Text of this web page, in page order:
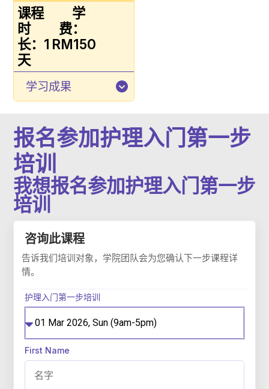
课程
时
长：1
天
学
费：
RM150
学习成果
报名参加护理入门第一步
培训
我想报名参加护理入门第一步
培训
护理入门第一步培训
First Name